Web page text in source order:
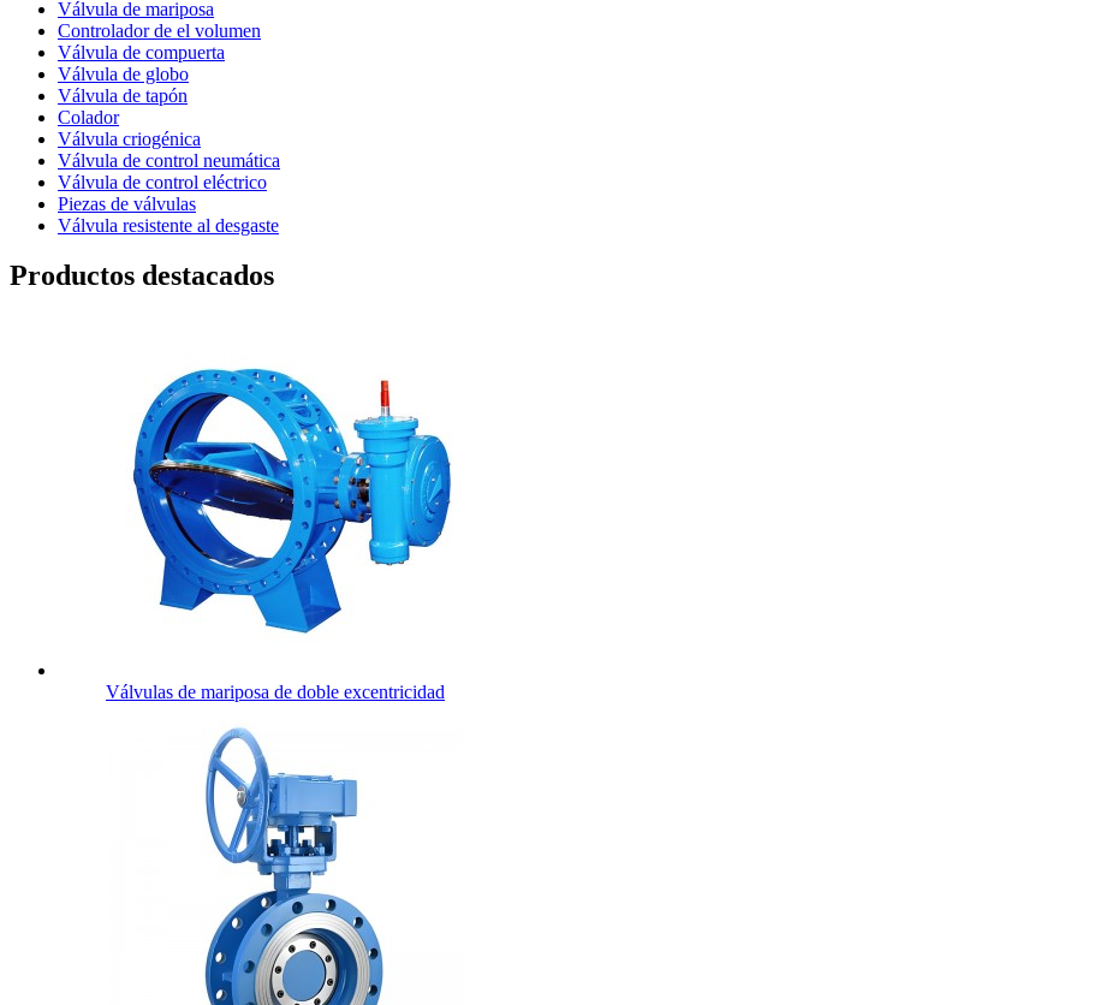
Válvula de mariposa
Controlador de el volumen
Válvula de compuerta
Válvula de globo
Válvula de tapón
Colador
Válvula criogénica
Válvula de control neumática
Válvula de control eléctrico
Piezas de válvulas
Válvula resistente al desgaste
Productos destacados
Válvulas de mariposa de doble excentricidad